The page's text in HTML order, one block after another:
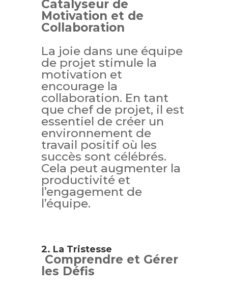
Catalyseur de
Motivation et de
Collaboration
La joie dans une équipe
de projet stimule la
motivation et
encourage la
collaboration. En tant
que chef de projet, il est
essentiel de créer un
environnement de
travail positif où les
succès sont célébrés.
Cela peut augmenter la
productivité et
l’engagement de
l’équipe.
2. La Tristesse
Comprendre et Gérer
les Défis